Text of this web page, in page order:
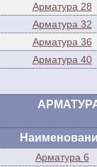
Арматура 28
Арматура 32
Арматура 36
Арматура 40
АРМАТУРА
Арматура 6